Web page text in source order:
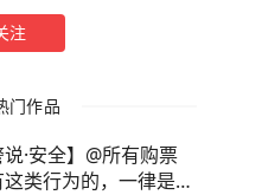
注
门作品
说·安全】@所有购票
类行为的，一律是诈